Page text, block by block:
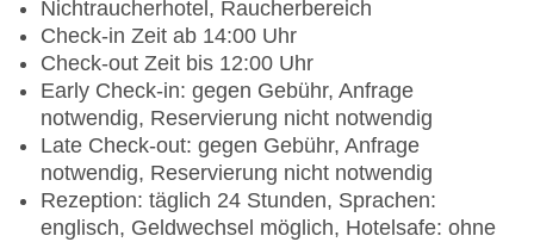
Nichtraucherhotel, Raucherbereich
Check-in Zeit ab 14:00 Uhr
Check-out Zeit bis 12:00 Uhr
Early Check-in: gegen Gebühr, Anfrage
notwendig, Reservierung nicht notwendig
Late Check-out: gegen Gebühr, Anfrage
notwendig, Reservierung nicht notwendig
Rezeption: täglich 24 Stunden, Sprachen:
englisch, Geldwechsel möglich, Hotelsafe: ohne